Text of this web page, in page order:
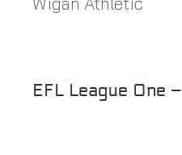
EFL League One